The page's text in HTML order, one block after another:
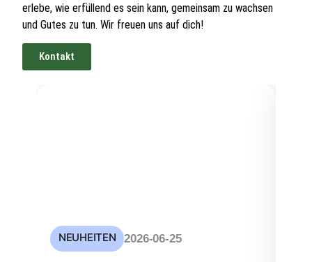
erlebe, wie erfüllend es sein kann, gemeinsam zu wachsen
und Gutes zu tun. Wir freuen uns auf dich!
Kontakt
NEUHEITEN 2026-06-25